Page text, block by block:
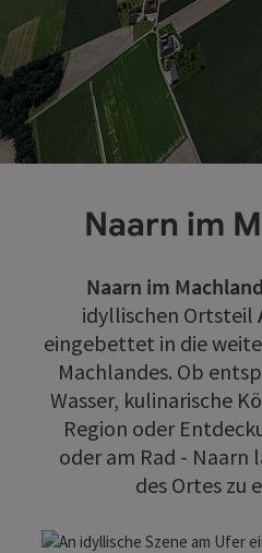
Naarn im
Naarn im
idyllischen Ortsteil
eingebettet in die
Machlandes. Ob
Wasser, kulinarische
Region oder
oder am Rad - Naarn
des Ortes zu